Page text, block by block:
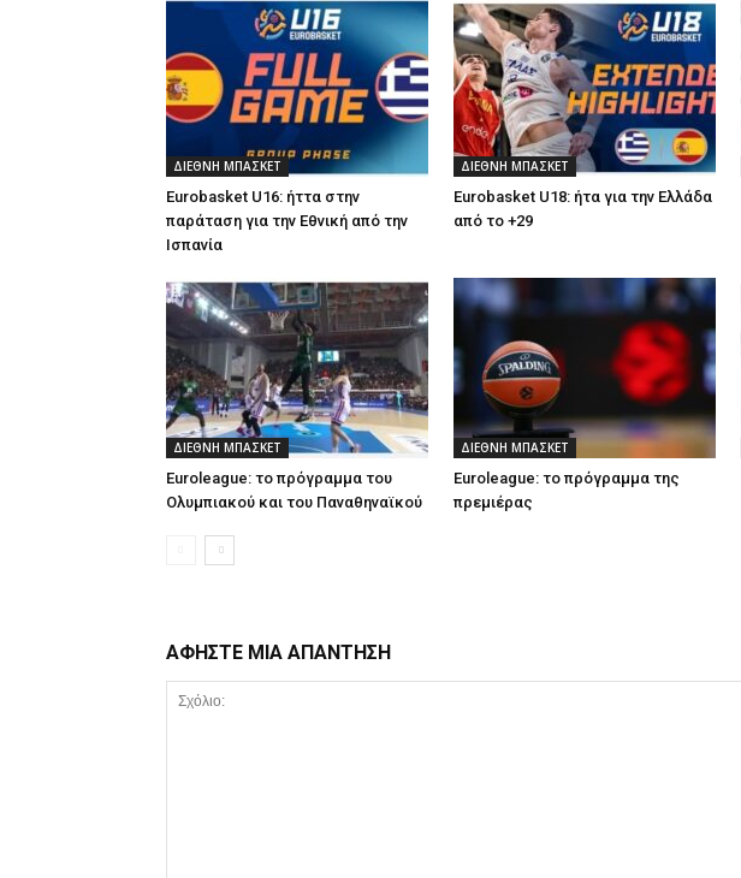
ΔΙΕΘΝΗ ΜΠΑΣΚΕΤ
Eurobasket U16: ήττα στην
παράταση για την Εθνική από την
Ισπανία
ΔΙΕΘΝΗ ΜΠΑΣΚΕΤ
Eurobasket U18: ήτα για την Ελλάδα
από το +29
ΔΙΕΘΝΗ ΜΠΑΣΚΕΤ
Euroleague: το πρόγραμμα του
Ολυμπιακού και του Παναθηναϊκού
ΔΙΕΘΝΗ ΜΠΑΣΚΕΤ
Euroleague: το πρόγραμμα της
πρεμιέρας
ΑΦΗΣΤΕ ΜΙΑ ΑΠΑΝΤΗΣΗ